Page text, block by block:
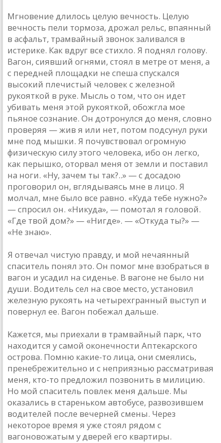
Мгновение длилось целую вечность. Целую
вечность пели тормоза, дрожал рельс, впаянный
в асфальт, трамвайный звонок заливался в
истерике. Как вдруг все стихло. Я поднял голову.
Вагон, сиявший огнями, стоял в метре от меня, а
с передней площадки не спеша спускался
высокий плечистый человек с железной
рукояткой в руке. Мысль о том, что он идет
убивать меня этой рукояткой, обожгла мое
пьяное сознание. Он дотронулся до меня, словно
проверяя — жив я или нет, потом подсунул руки
мне под мышки. Я почувствовал огромную
физическую силу этого человека, ибо он легко,
как перышко, оторвал меня от земли и поставил
на ноги. «Ну, зачем ты так?..» — с досадою
проговорил он, вглядываясь мне в лицо. Я
молчал, мне было все равно. «Куда тебе нужно?»
— спросил он. «Никуда», — помотал я головой.
«Где твой дом?» — «Нигде». — «Откуда ты?» —
«Не знаю».
Я отвечал чистую правду, и мой нечаянный
спаситель понял это. Он помог мне взобраться в
вагон и усадил на сиденье. В вагоне не было ни
души. Водитель сел на свое место, установил
железную рукоять на четырехгранный выступ и
повернул ее. Вагон побежал дальше.
Кажется, мы приехали в трамвайный парк, что
находится у самой оконечности Аптекарского
острова. Помню какие-то лица, они смеялись,
пренебрежительно и с неприязнью рассматривая
меня, кто-то предложил позвонить в милицию.
Но мой спаситель повлек меня дальше. Мы
оказались в стареньком автобусе, развозившем
водителей после вечерней смены. Через
некоторое время я уже стоял рядом с
вагоновожатым у дверей его квартиры.